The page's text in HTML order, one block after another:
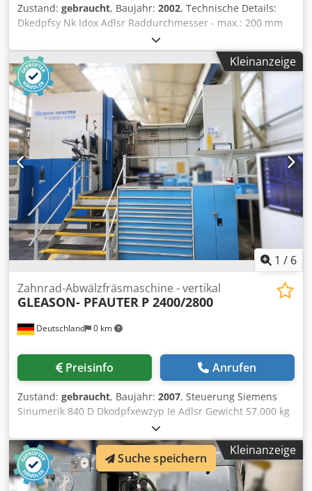
Zustand: gebraucht, Baujahr: 2002, Technische Details:
Dkedpfsy Nk Idox Adlsr Raddurchmesser - max.: 200 mm
Radbreite: 250 mm Modul - max.: 3 Modul - min.: 0,5
Gesamtleistungsbedarf: 45 kW Maschinengewicht ca.: 6,5 t
Raumbedarf ca.: 4,4 x 2,4 x 2,7 m
Kleinanzeige
1 / 6
Deutschland 0 km
Zahnrad-Abwälzfräsmaschine - vertikal
GLEASON- PFAUTER P 2400/2800
Preisinfo Anrufen
Zustand: gebraucht, Baujahr: 2007, Steuerung Siemens
Sinumerik 840 D Dkodpfxewzyp Ie Adlsr Gewicht 57.000 kg
Betriebsspannung 400 V Gleason-PFAUTER-CNC-
Wälzfräsmaschine P 2400/2800 zum Verzahnen von
Zylinder- und Schneckenrädern sowie allen anderen am
zylindrischen Werkstückumfang regelmäßig auftretenden
wälzbaren Profilen und Formen. Große Wälzfräsmaschinen
Kleinanzeige
Suche speichern